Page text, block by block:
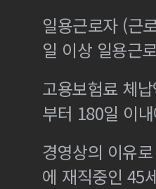
일용근로자 (근
일 이상 일용근
고용보험료 체
부터 180일 이
경영상의 이유
에 재직중인 45